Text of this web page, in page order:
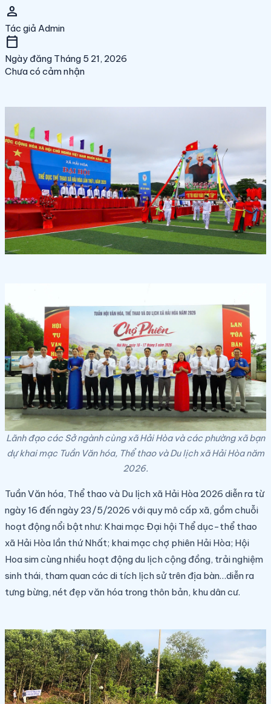
person
Tác giả Admin
calendar_today
Ngày đăng Tháng 5 21, 2026
Chưa có cảm nhận
Lãnh đạo các Sở ngành cùng xã Hải Hòa và các phường xã bạn
dự khai mạc Tuần Văn hóa, Thể thao và Du lịch xã Hải Hòa năm
2026.
Tuần Văn hóa, Thể thao và Du lịch xã Hải Hòa 2026 diễn ra từ
ngày 16 đến ngày 23/5/2026 với quy mô cấp xã, gồm chuỗi
hoạt động nổi bật như: Khai mạc Đại hội Thể dục-thể thao
xã Hải Hòa lần thứ Nhất; khai mạc chợ phiên Hải Hòa; Hội
Hoa sim cùng nhiều hoạt động du lịch cộng đồng, trải nghiệm
sinh thái, tham quan các di tích lịch sử trên địa bàn…diễn ra
tưng bừng, nét đẹp văn hóa trong thôn bản, khu dân cư.